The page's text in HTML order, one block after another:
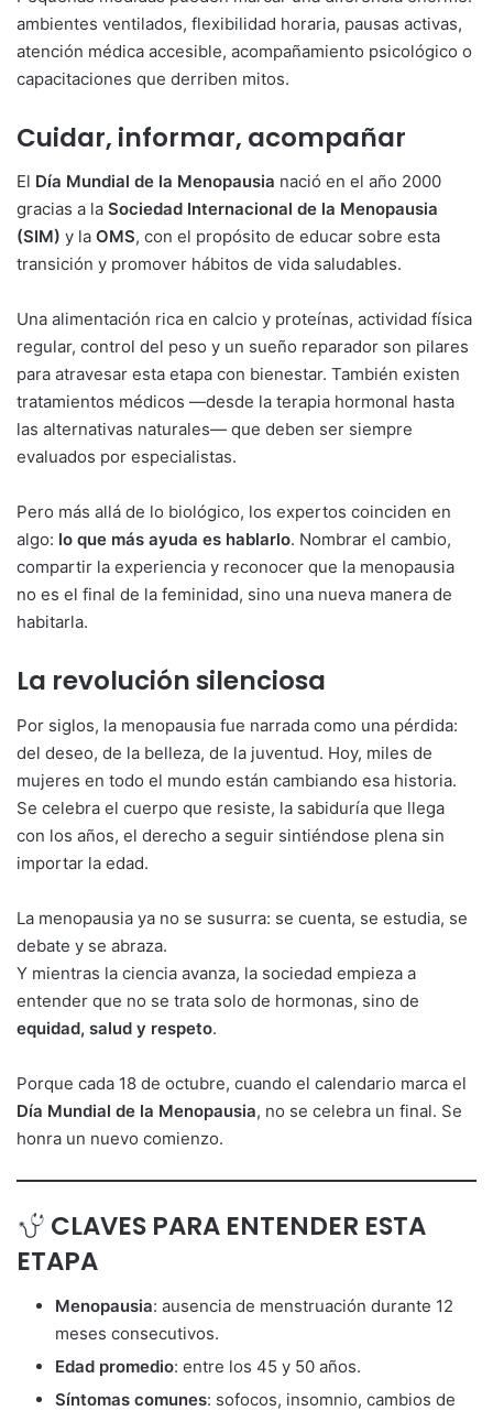
ambientes ventilados, flexibilidad horaria, pausas activas,
atención médica accesible, acompañamiento psicológico o
capacitaciones que derriben mitos.
Cuidar, informar, acompañar
El Día Mundial de la Menopausia nació en el año 2000
gracias a la Sociedad Internacional de la Menopausia
(SIM) y la OMS, con el propósito de educar sobre esta
transición y promover hábitos de vida saludables.
Una alimentación rica en calcio y proteínas, actividad física
regular, control del peso y un sueño reparador son pilares
para atravesar esta etapa con bienestar. También existen
tratamientos médicos —desde la terapia hormonal hasta
las alternativas naturales— que deben ser siempre
evaluados por especialistas.
Pero más allá de lo biológico, los expertos coinciden en
algo: lo que más ayuda es hablarlo. Nombrar el cambio,
compartir la experiencia y reconocer que la menopausia
no es el final de la feminidad, sino una nueva manera de
habitarla.
La revolución silenciosa
Por siglos, la menopausia fue narrada como una pérdida:
del deseo, de la belleza, de la juventud. Hoy, miles de
mujeres en todo el mundo están cambiando esa historia.
Se celebra el cuerpo que resiste, la sabiduría que llega
con los años, el derecho a seguir sintiéndose plena sin
importar la edad.
La menopausia ya no se susurra: se cuenta, se estudia, se
debate y se abraza.
Y mientras la ciencia avanza, la sociedad empieza a
entender que no se trata solo de hormonas, sino de
equidad, salud y respeto.
Porque cada 18 de octubre, cuando el calendario marca el
Día Mundial de la Menopausia, no se celebra un final. Se
honra un nuevo comienzo.
CLAVES PARA ENTENDER ESTA
ETAPA
Menopausia: ausencia de menstruación durante 12
meses consecutivos.
Edad promedio: entre los 45 y 50 años.
Síntomas comunes: sofocos, insomnio, cambios de